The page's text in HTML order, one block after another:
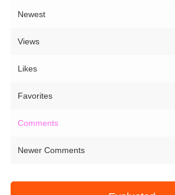
Newest
Views
Likes
Favorites
Comments
Newer Comments